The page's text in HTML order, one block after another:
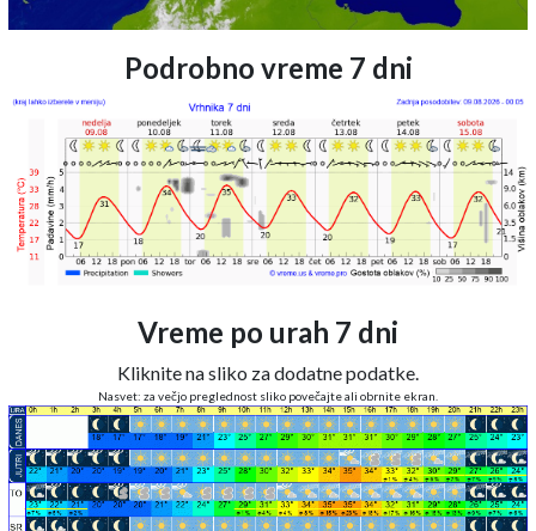
Podrobno vreme 7 dni
Vreme po urah 7 dni
Kliknite na sliko za dodatne podatke.
Nasvet: za večjo preglednost sliko povečajte ali obrnite ekran.